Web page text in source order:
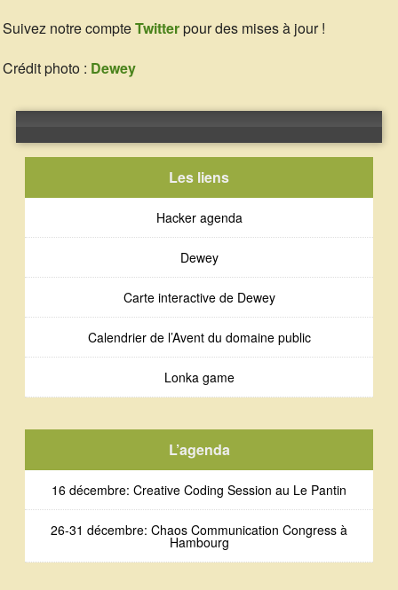
Suivez notre compteTwitterpour des mises à jour !
Crédit photo : Dewey
Les liens
Hacker agenda
Dewey
Carte interactive de Dewey
Calendrier de l’Avent du domaine public
Lonka game
L’agenda
16 décembre: Creative Coding Session au Le Pantin
26-31 décembre: Chaos Communication Congress à
Hambourg